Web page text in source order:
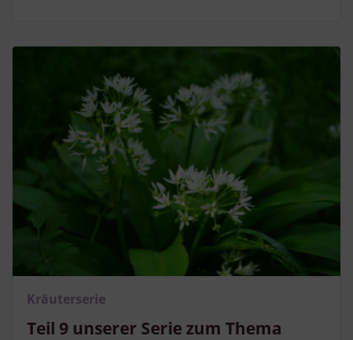
Teil 9 unserer Serie zum Thema
Kräuterserie